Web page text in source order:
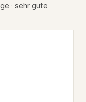
· sehr gute